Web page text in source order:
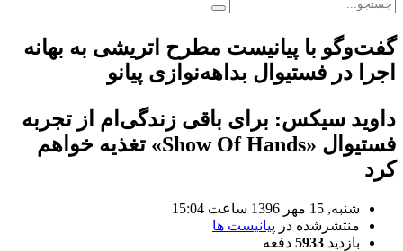
گفت‌وگو با پیانیست مطرح اتریشی به بهانه
اجرا در فستیوال بداهه‌نوازی پیانو
داوید سیکس: برای باقی زندگی‌ام از تجربه
فستیوال «Show Of Hands» تغذیه خواهم
کرد
شنبه, 15 مهر 1396 ساعت 15:04
منتشرشده در پیانیست ها
بازدید 5933 دفعه